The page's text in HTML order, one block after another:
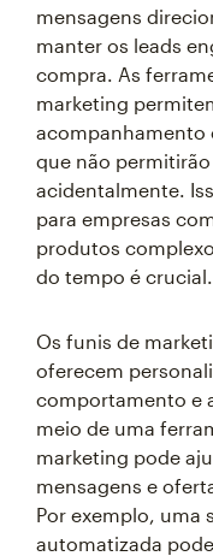
mensagens
manter os leads
compra. As
marketing
acompanhamento
que não
acidentalmente.
para empresas
produtos
do tempo é crucial.
Os funis de
oferecem
comportamento e
meio de uma
marketing pode
mensagens e
Por exemplo, uma
automatizada